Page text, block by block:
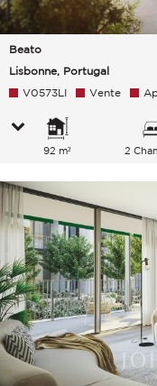
Beato
Lisbonne, Portugal
V0573LI Vente
92 m² 2